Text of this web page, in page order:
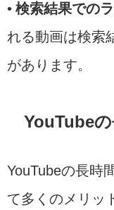
• 検索結果での
れる動画は検索
があります。
YouTube
YouTubeの長時
て多くのメリッ